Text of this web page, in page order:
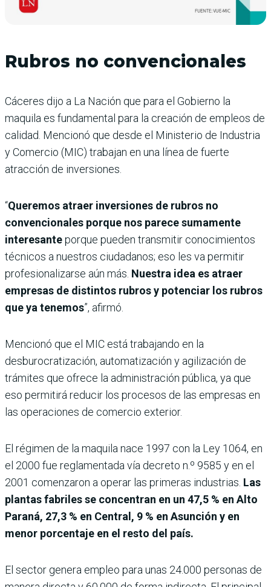
Rubros no convencionales
Cáceres dijo a La Nación que para el Gobierno la
maquila es fundamental para la creación de empleos de
calidad. Mencionó que desde el Ministerio de Industria
y Comercio (MIC) trabajan en una línea de fuerte
atracción de inversiones.
“Queremos atraer inversiones de rubros no
convencionales porque nos parece sumamente
interesanteporque pueden transmitir conocimientos
técnicos a nuestros ciudadanos; eso les va permitir
profesionalizarse aún más. Nuestra idea es atraer
empresas de distintos rubros y potenciar los rubros
que ya tenemos”, afirmó.
Mencionó que el MIC está trabajando en la
desburocratización, automatización y agilización de
trámites que ofrece la administración pública, ya que
eso permitirá reducir los procesos de las empresas en
las operaciones de comercio exterior.
El régimen de la maquila nace 1997 con la Ley 1064, en
el 2000 fue reglamentada vía decreto n.º 9585 y en el
2001 comenzaron a operar las primeras industrias. Las
plantas fabriles se concentran en un 47,5 % en Alto
Paraná, 27,3 % en Central, 9 % en Asunción y en
menor porcentaje en el resto del país.
El sector genera empleo para unas 24.000 personas de